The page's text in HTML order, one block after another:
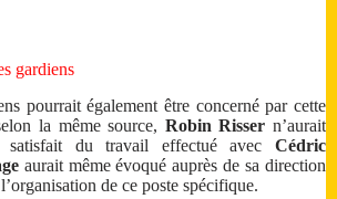
gardiens
pourrait également être concerné par cette
la même source, Robin Risser n’aurait
satisfait du travail effectué avec Cédric
aurait même évoqué auprès de sa direction
de ce poste spécifique.